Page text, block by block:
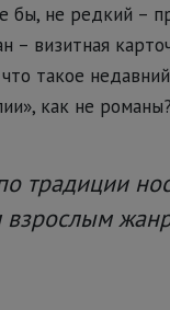
бы, не редкий –
– визитная
такое недавний
как не романы?
традиции